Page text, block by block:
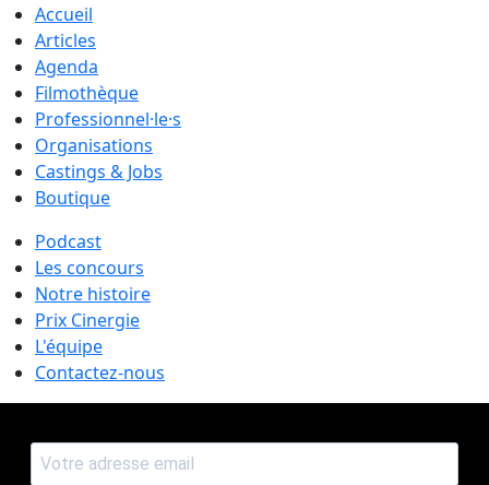
Accueil
Articles
Agenda
Filmothèque
Professionnel·le·s
Organisations
Castings & Jobs
Boutique
Podcast
Les concours
Notre histoire
Prix Cinergie
L'équipe
Contactez-nous